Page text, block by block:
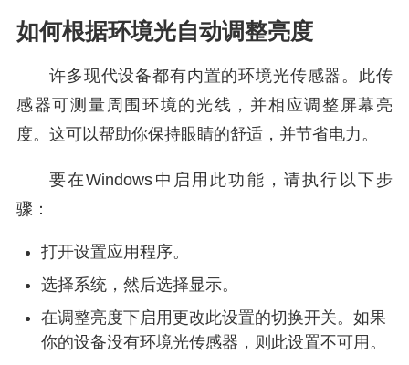
如何根据环境光自动调整亮度
许多现代设备都有内置的环境光传感器。此传
感器可测量周围环境的光线，并相应调整屏幕亮
度。这可以帮助你保持眼睛的舒适，并节省电力。
要在Windows中启用此功能，请执行以下步
骤：
打开设置应用程序。
选择系统，然后选择显示。
在调整亮度下启用更改此设置的切换开关。如果
你的设备没有环境光传感器，则此设置不可用。